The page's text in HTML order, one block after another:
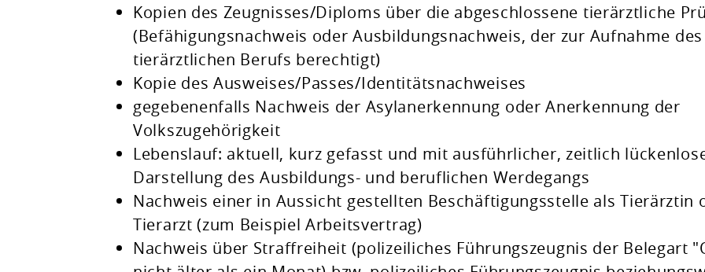
Kopien des Zeugnisses/Diploms über die abgeschlossene tierärztliche
(Befähigungsnachweis oder Ausbildungsnachweis, der zur Aufnahme des
tierärztlichen Berufs berechtigt)
Kopie des Ausweises/Passes/Identitätsnachweises
gegebenenfalls Nachweis der Asylanerkennung oder Anerkennung der
Volkszugehörigkeit
Lebenslauf: aktuell, kurz gefasst und mit ausführlicher, zeitlich
Darstellung des Ausbildungs- und beruflichen Werdegangs
Nachweis einer in Aussicht gestellten Beschäftigungsstelle als Tierärztin
Tierarzt (zum Beispiel Arbeitsvertrag)
Nachweis über Straffreiheit (polizeiliches Führungszeugnis der Belegart